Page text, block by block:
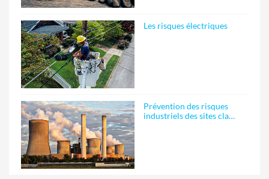
Les risques électriques
Prévention des risques
industriels des sites cla…